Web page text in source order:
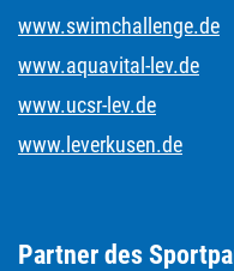
www.swimchallenge.de
www.aquavital-lev.de
www.ucsr-lev.de
www.leverkusen.de
Partner des